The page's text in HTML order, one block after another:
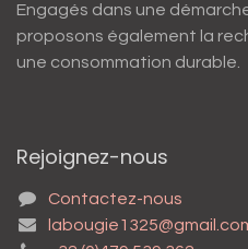
Engagés dans une
proposons également la
une consommation durable.
Rejoignez-nous
Contactez-nous